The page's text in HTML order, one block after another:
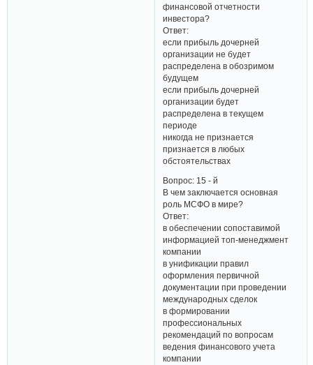
финансовой отчетности
инвестора?
Ответ:
если прибыль дочерней
организации не будет
распределена в обозримом
будущем
если прибыль дочерней
организации будет
распределена в текущем
периоде
никогда не признается
признается в любых
обстоятельствах
Вопрос: 15 - й
В чем заключается основная
роль МСФО в мире?
Ответ:
в обеспечении сопоставимой
информацией топ-менеджмент
компании
в унификации правил
оформления первичной
документации при проведении
международных сделок
в формировании
профессиональных
рекомендаций по вопросам
ведения финансового учета
компании